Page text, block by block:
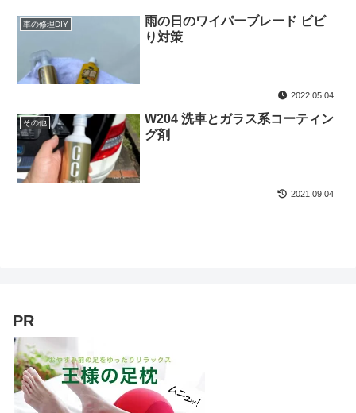
車の修理DIY
雨の日のワイパーブレード ビビ
り対策
2022.05.04
その他
W204 洗車とガラス系コーティン
グ剤
2021.09.04
PR